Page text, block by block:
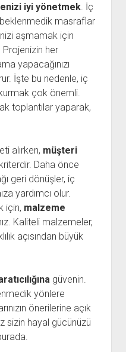
iyi yönetmek. İç
masraflar
aşmamak için
Projenizin her
yapacağınızı
İşte bu nedenle, iç
çok önemli.
toplantılar yaparak,
alırken, müşteri
Daha önce
geri dönüşler, iç
yardımcı olur.
için, malzeme
Kaliteli malzemeler,
açısından büyük
güvenin.
yönlere
önerilerine açık
sizin hayal gücünüzü